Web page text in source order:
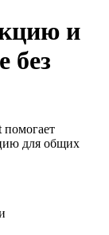
и
без
помогает
для общих